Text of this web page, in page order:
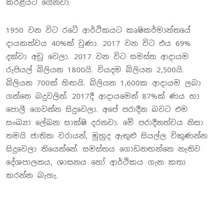
කරළියට ගේනවා.
1950 වන විට රටේ ආර්ථිකයට කෘෂිකර්මාන්තයේ
දායකත්වය 40%ක් වුණා. 2017 වන විට එය 69%
දක්වා අඩු වෙලා. 2017 වන විට සමස්ත ආදායම
රුපියල් බිලියන 1800යි. වියදම බිලියන 2,500යි.
බිලියන 700ක් හිඟයි. බිලියන 1,600ක ආදායම ලබා
ගන්නෙ බදුවලින්. 2017දී ආදායමෙන් 87%ක් ණය හා
පොලී ගෙවන්න සිදුවෙලා. අපේ පරාදීන බවට එම
සංඛ්‍යා ලේඛන සාක්ෂි දරනවා. මේ පරාදීනත්වය නිසා
තමයි ජාතික වරායන්, මුහුද ඇතුළු සියල්ල විකුණන්න
සිදුවෙලා තියෙන්නේ. සමස්තය ගොඩනඟන්නෙ නැතිව
දේශපාලනය, ශාසනය හෝ ආර්ථිකය ගැන කතා
කරන්න බැහැ.